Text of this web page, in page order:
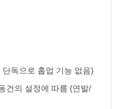
단독으로 홉업 기능 없음)
건의 설정에 따름 (연발/